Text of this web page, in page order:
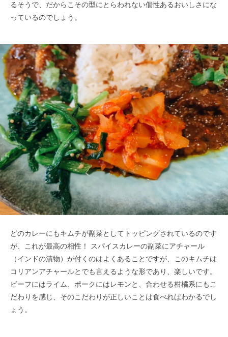
るそうで、だからこその型にとらわれない個性あるおいしさにな
っているのでしょう。​
どのカレーにもキムチが副菜としてトッピングされているのです
が、これが最高の相性！ スパイスカレーの副菜にアチャール
（インド​の漬物）が付くのはよくあることですが、このキムチは
コリアンアチャールとでも言えるような形であり、楽しいです。​
ビーフにはライム、ポークにはレモンと、合わせる柑橘系にもこ
だわりを感じ、そのこだわりが正しいことは食べればわかるでし
ょう。​​